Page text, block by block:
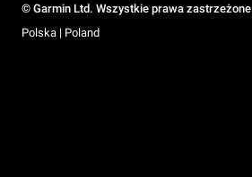
© Garmin Ltd. Wszystkie prawa
Polska | Poland